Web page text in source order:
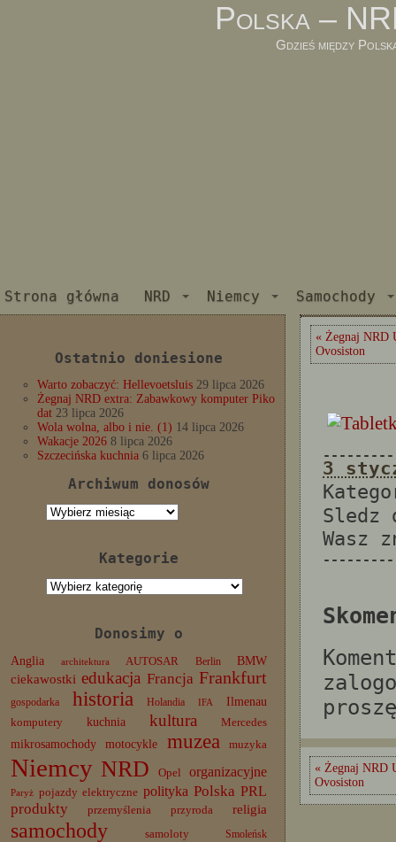
Polska –
Gdzieś między
Strona główna NRD Niemcy Samochody
Ostatnio doniesione
Warto zobaczyć: Hellevoetsluis 29 lipca 2026
Żegnaj NRD extra: Zabawkowy komputer Piko
dat 23 lipca 2026
Wola wolna, albo i nie. (1) 14 lipca 2026
Wakacje 2026 8 lipca 2026
Szczecińska kuchnia 6 lipca 2026
Archiwum donosów
Archiwum
Kategorie
Kategorie
Donosimy o
Anglia architektura AUTOSAR Berlin BMW
ciekawostki edukacja Francja Frankfurt
gospodarka historia Holandia IFA
Ilmenau
komputery
kuchnia kultura Mercedes
mikrosamochody motocykle muzea muzyka
Niemcy NRD Opel organizacyjne
Paryż pojazdy elektryczne polityka Polska PRL
produkty
przemyślenia przyroda religia
samochody samoloty Smoleńsk
« Żegnaj NRD
Ovosiston
3
Sledz
Wasz
« Żegnaj NRD
Ovosiston